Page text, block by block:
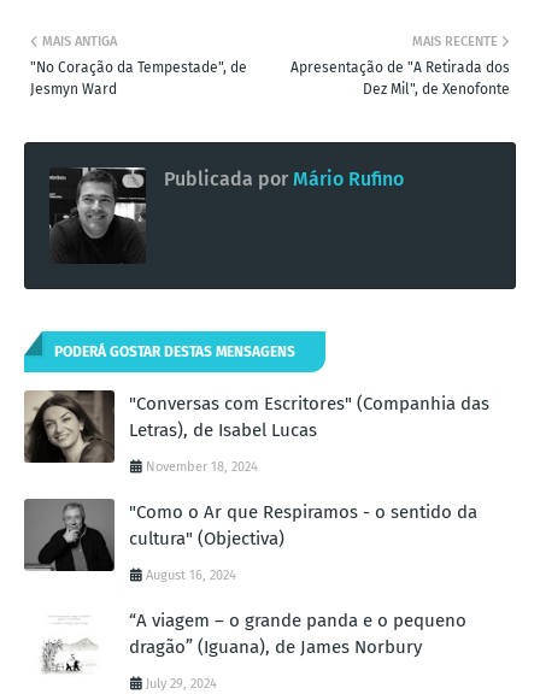
MAIS RECENTE
Apresentação de "A Retirada dos
Dez Mil", de Xenofonte
MAIS ANTIGA
"No Coração da Tempestade", de
Jesmyn Ward
Publicada por Mário Rufino
PODERÁ GOSTAR DESTAS MENSAGENS
"Conversas com Escritores" (Companhia das
Letras), de Isabel Lucas
November 18, 2024
"Como o Ar que Respiramos - o sentido da
cultura" (Objectiva)
August 16, 2024
“A viagem – o grande panda e o pequeno
dragão” (Iguana), de James Norbury
July 29, 2024